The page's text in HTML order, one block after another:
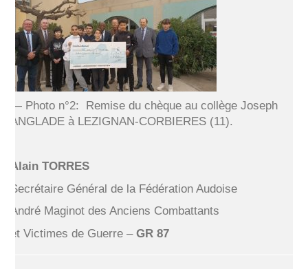
— Photo n°2: Remise du chèque au collège Joseph
ANGLADE à LEZIGNAN-CORBIERES (11).
Alain TORRES
Secrétaire Général de la Fédération Audoise
André Maginot des Anciens Combattants
et Victimes de Guerre – GR 87